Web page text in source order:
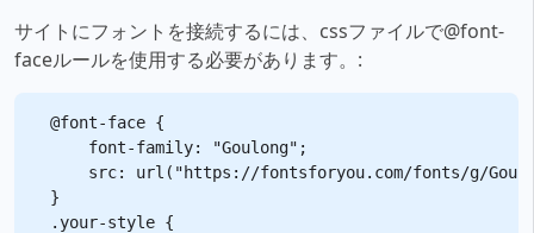
サイトにフォントを接続するには、cssファイルで@font-
faceルールを使用する必要があります。:
@font-face {
    font-family: "Goulong";
src: url("https://fontsforyou.com/fonts/g/
}
.your-style {